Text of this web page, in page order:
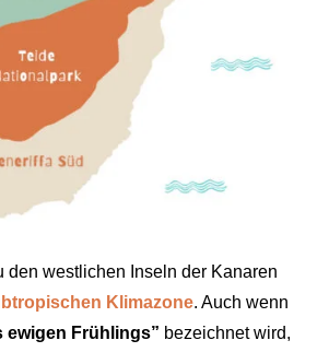
den westlichen Inseln der Kanaren
Klimazone. Auch wenn
ewigen Frühlings” bezeichnet wird,